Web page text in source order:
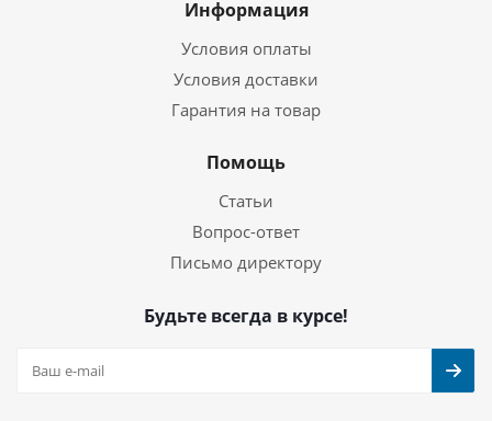
Информация
Условия оплаты
Условия доставки
Гарантия на товар
Помощь
Статьи
Вопрос-ответ
Письмо директору
Будьте всегда в курсе!